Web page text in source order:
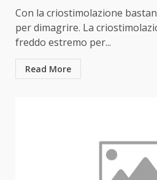
Con la criostimolazione
per dimagrire. La
freddo estremo per...
Read More